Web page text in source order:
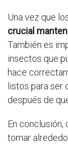
Una vez que
crucial
También es
insectos que
hace
listos para ser
después de
En
tomar